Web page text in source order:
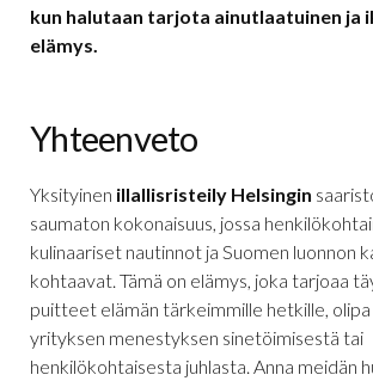
kun halutaan tarjota ainutlaatuinen ja
elämys.
Yhteenveto
Yksityinen illallisristeily Helsingin
saumaton kokonaisuus, jossa
kulinaariset nautinnot ja Suomen luonnon
kohtaavat. Tämä on elämys, joka tarjoaa
puitteet elämän tärkeimmille hetkille,
yrityksen menestyksen sinetöimisestä tai
henkilökohtaisesta juhlasta. Anna meidän